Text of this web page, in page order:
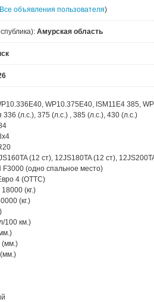
Все объявления пользователя)
Амурская область
WP10.375E40, ISM11E4 385,
(л.с.), 375 (л.с.) , 385 (л.с.), 430 (л.с.)
(12 ст), 12JS180TA (12 ст),
(одно спальное место)
4 (ОТТС)
(кг.)
(кг.)
100 км.)
(мм.)